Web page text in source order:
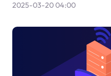
2025-03-20 04:00